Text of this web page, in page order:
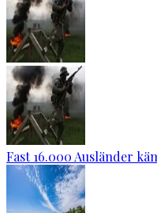
Fast 16.000 Ausländer